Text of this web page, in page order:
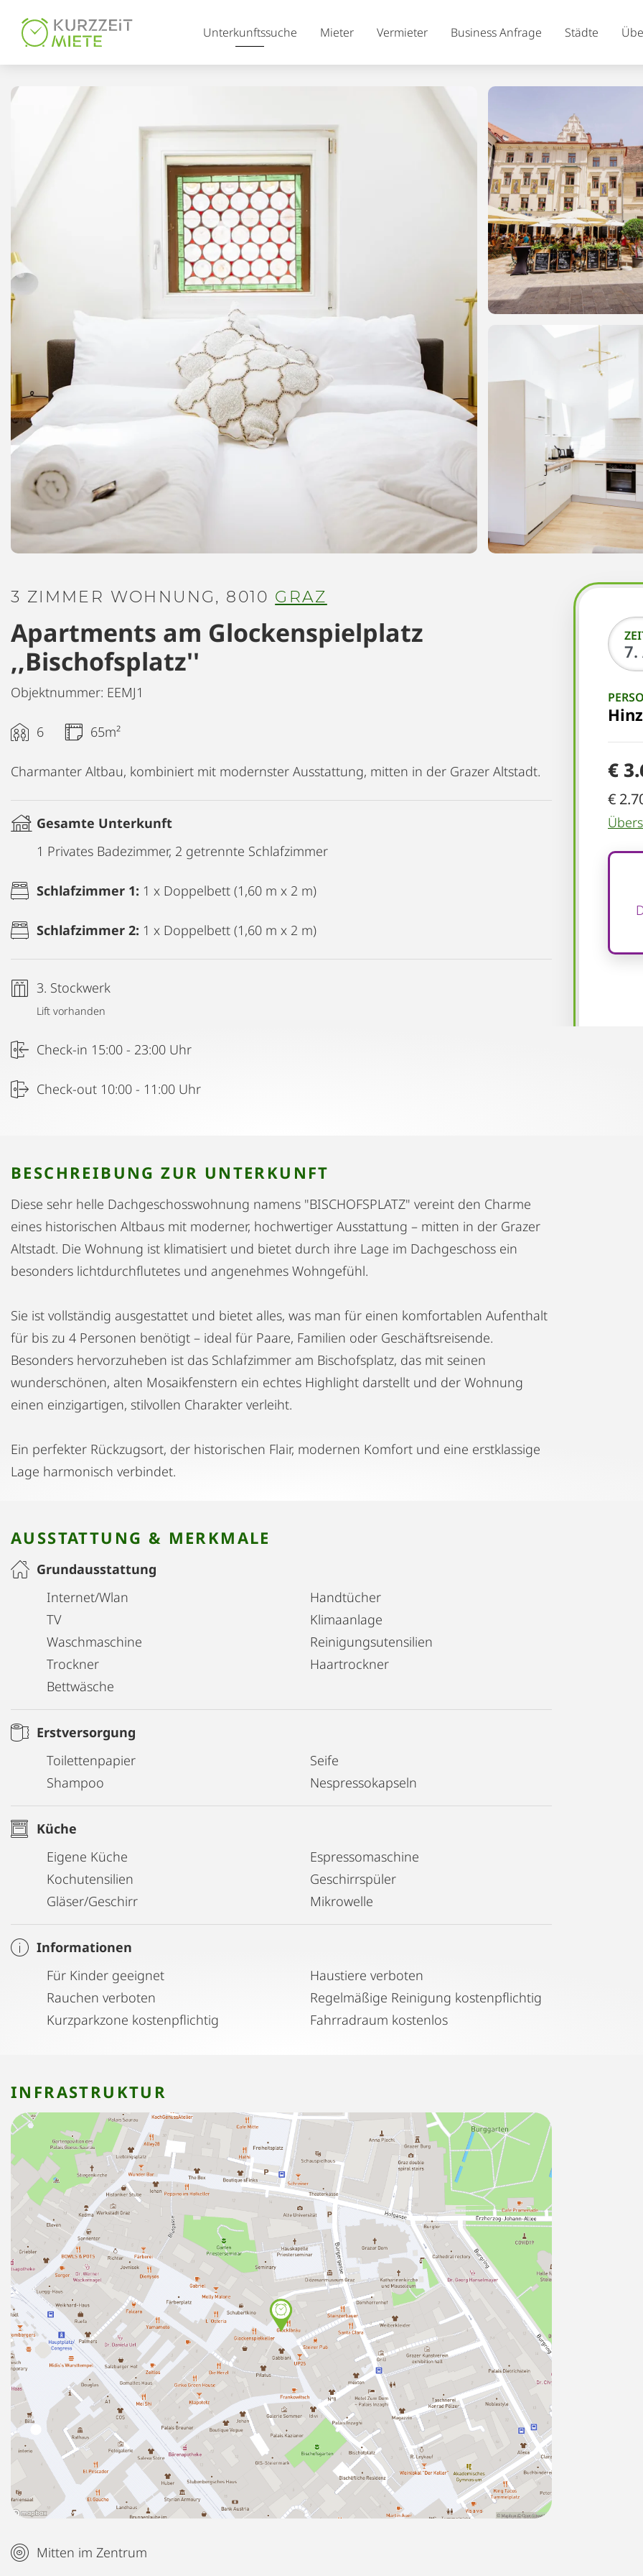
Unterkunftssuche Mieter Vermieter Business Anfrage Städte
€
€
3 ZIMMER WOHNUNG, 8010 GRAZ
Apartments am Glockenspielplatz
,,Bischofsplatz''
Objektnummer: EEMJ1
6 65m²
Charmanter Altbau, kombiniert mit modernster Ausstattung, mitten in der Grazer Altstadt.
Gesamte Unterkunft
1 Privates Badezimmer, 2 getrennte Schlafzimmer
Schlafzimmer 1: 1 x Doppelbett (1,60 m x 2 m)
Schlafzimmer 2: 1 x Doppelbett (1,60 m x 2 m)
3. Stockwerk
Lift vorhanden
Check-in 15:00 - 23:00 Uhr
Check-out 10:00 - 11:00 Uhr
BESCHREIBUNG ZUR UNTERKUNFT
Diese sehr helle Dachgeschosswohnung namens "BISCHOFSPLATZ" vereint den Charme
eines historischen Altbaus mit moderner, hochwertiger Ausstattung – mitten in der Grazer
Altstadt. Die Wohnung ist klimatisiert und bietet durch ihre Lage im Dachgeschoss ein
besonders lichtdurchflutetes und angenehmes Wohngefühl.
Sie ist vollständig ausgestattet und bietet alles, was man für einen komfortablen Aufenthalt
für bis zu 4 Personen benötigt – ideal für Paare, Familien oder Geschäftsreisende.
Besonders hervorzuheben ist das Schlafzimmer am Bischofsplatz, das mit seinen
wunderschönen, alten Mosaikfenstern ein echtes Highlight darstellt und der Wohnung
einen einzigartigen, stilvollen Charakter verleiht.
Ein perfekter Rückzugsort, der historischen Flair, modernen Komfort und eine erstklassige
Lage harmonisch verbindet.
AUSSTATTUNG & MERKMALE
Grundausstattung
Internet/Wlan
TV
Waschmaschine
Trockner
Bettwäsche
Handtücher
Klimaanlage
Reinigungsutensilien
Haartrockner
Erstversorgung
Toilettenpapier
Shampoo
Seife
Nespressokapseln
Küche
Eigene Küche
Kochutensilien
Gläser/Geschirr
Espressomaschine
Geschirrspüler
Mikrowelle
Informationen
Für Kinder geeignet
Rauchen verboten
Kurzparkzone kostenpflichtig
Haustiere verboten
Regelmäßige Reinigung kostenpflichtig
Fahrradraum kostenlos
INFRASTRUKTUR
Mitten im Zentrum